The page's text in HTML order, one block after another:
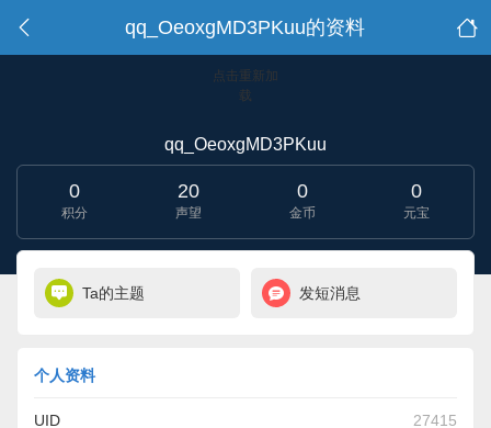
qq_OeoxgMD3PKuu的资料
点击重新加
载
qq_OeoxgMD3PKuu
0
积分
20
声望
0
金币
0
元宝
Ta的主题 发短消息
个人资料
UID 27415